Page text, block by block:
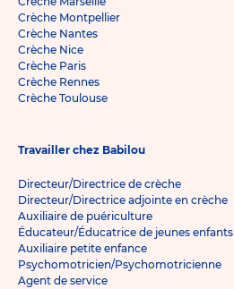
Crèche Montpellier
Crèche Nantes
Crèche Nice
Crèche Paris
Crèche Rennes
Crèche Toulouse
Travailler chez Babilou
Directeur/Directrice de crèche
Directeur/Directrice adjointe en crèche
Auxiliaire de puériculture
Éducateur/Éducatrice de jeunes enfants
Auxiliaire petite enfance
Psychomotricien/Psychomotricienne
Agent de service